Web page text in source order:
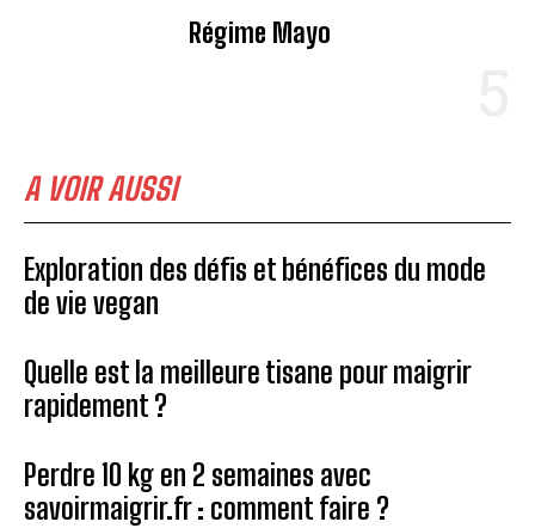
Régime Mayo
A VOIR AUSSI
Exploration des défis et bénéfices du mode
de vie vegan
Quelle est la meilleure tisane pour maigrir
rapidement ?
Perdre 10 kg en 2 semaines avec
savoirmaigrir.fr : comment faire ?